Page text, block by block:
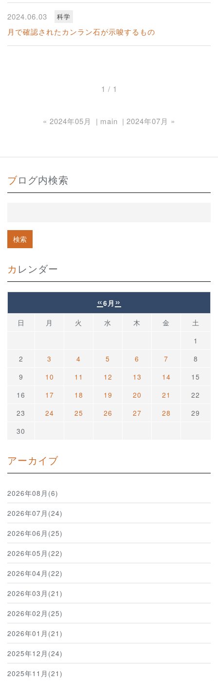
2024.06.03 科学
月で確認されたカンラン石が示唆するもの
1 / 1
« 2024年05月 main 2024年07月 »
ブログ内検索
カレンダー
«6月 »
日 月 火 水 木 金
土
1
2
3 4 5 6 7
8
9
10 11 12 13 14
15
16
17 18 19 20 21
22
23
24 25 26 27 28
29
30
アーカイブ
2026年08月(6)
2026年07月(24)
2026年06月(25)
2026年05月(22)
2026年04月(22)
2026年03月(21)
2026年02月(25)
2026年01月(21)
2025年12月(24)
2025年11月(21)